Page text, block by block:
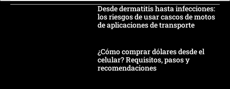
Desde dermatitis hasta infecciones:
los riesgos de usar cascos de motos
de aplicaciones de transporte
¿Cómo comprar dólares desde el
celular? Requisitos, pasos y
recomendaciones